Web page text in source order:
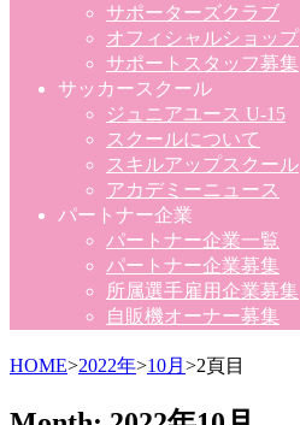
サポーターズクラブ
オフィシャルショップ
サポートスタッフ募集
サッカースクール
ジュニアユース U-15
スクールについて
スキルアップスクール
アカデミーニュース
パートナー企業
パートナー企業一覧
パートナー企業募集
所属選手雇用企業募集
自販機オーナー募集
HOME>2022年>10月 >2頁目